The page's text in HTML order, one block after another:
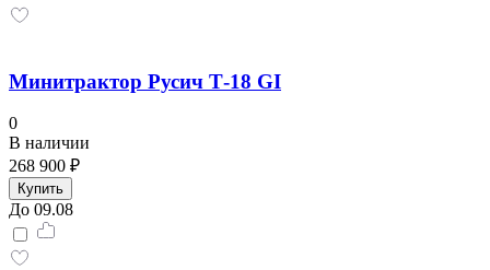
Минитрактор Русич Т-18 GI
0
В наличии
268 900 ₽
Купить
До 09.08